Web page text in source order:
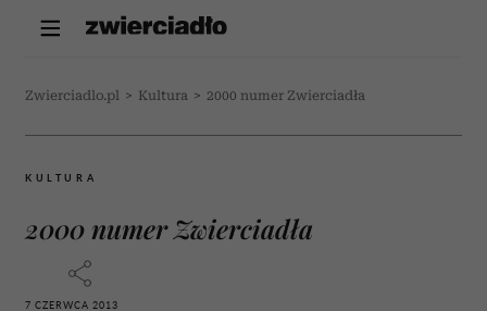
Zwierciadlo.pl > Kultura > 2000 numer Zwierciadła
KULTURA
2000 numer Zwierciadła
7 CZERWCA 2013